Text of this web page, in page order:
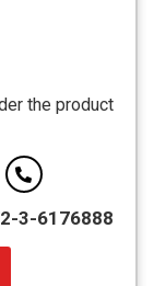
the product
3-6176888